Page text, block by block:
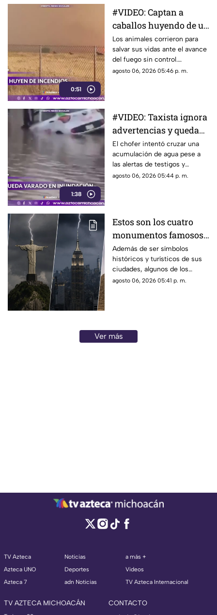
0:51
#VIDEO: Captan a
caballos huyendo de un
voraz incendio forestal.
Los animales corrieron para
salvar sus vidas ante el avance
del fuego sin control.
Bomberos combaten las
agosto 06, 2026 05:46 p. m.
1:38
#VIDEO: Taxista ignora
advertencias y queda
atrapado en
inundación.
El chofer intentó cruzar una
acumulación de agua pese a
las alertas de testigos y
terminó empujando la unidad.
agosto 06, 2026 05:44 p. m.
Estos son los cuatro
monumentos famosos
del mundo que también
funcionan como
pararrayos
Además de ser símbolos
históricos y turísticos de sus
ciudades, algunos de los
monumentos más famosos del
durante las tormentas.
agosto 06, 2026 05:41 p. m.
Ver más
TV Azteca
Azteca UNO
Azteca 7
Noticias
Deportes
adn Noticias
a más +
Videos
TV Azteca Internacional
TV AZTECA MICHOACÁN CONTACTO